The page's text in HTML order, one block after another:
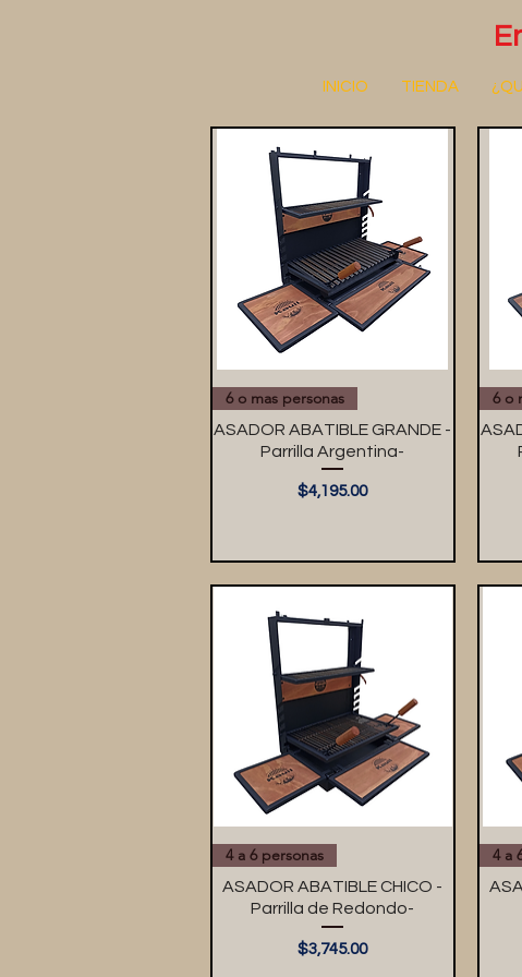
INICIO TIENDA
6 o mas personas
ASADOR ABATIBLE GRANDE -
Parrilla Argentina-
Precio
$4,195.00
6 o
4 a 6 personas
ASADOR ABATIBLE CHICO -
Parrilla de Redondo-
Precio
$3,745.00
4 a